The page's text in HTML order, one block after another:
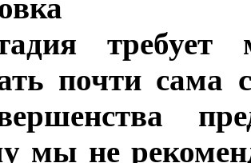
почти сама
мы не